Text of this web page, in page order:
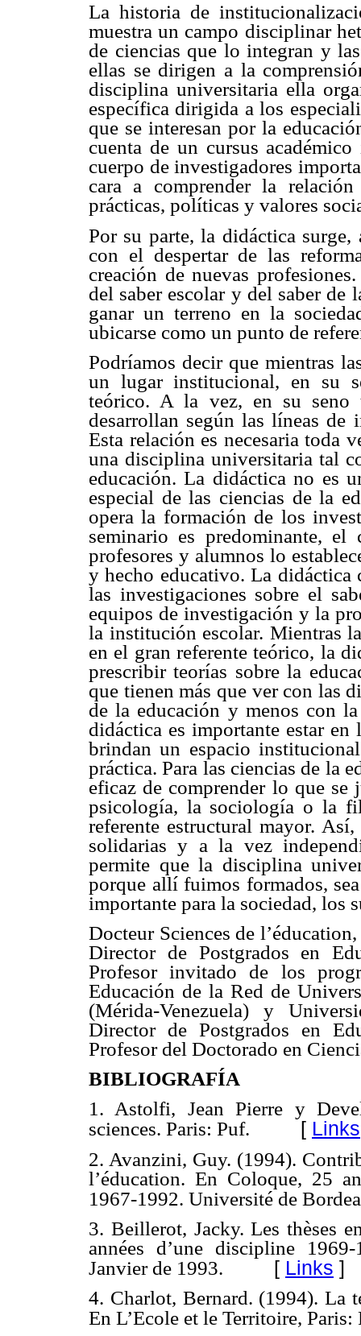
La historia de
muestra un campo disciplinar
de ciencias que lo integran y
ellas se dirigen a la
disciplina universitaria ella
específica dirigida a los
que se interesan por la
cuenta de un cursus
cuerpo de investigadores
cara a comprender la
prácticas, políticas y valores
Por su parte, la didáctica
con el despertar de las
creación de nuevas
del saber escolar y del saber
ganar un terreno en la
ubicarse como un punto de
Podríamos decir que mientras
un lugar institucional, en su
teórico. A la vez, en su seno
desarrollan según las líneas de
Esta relación es necesaria toda
una disciplina universitaria tal
educación. La didáctica no es
especial de las ciencias de la
opera la formación de los
seminario es predominante,
profesores y alumnos lo
y hecho educativo. La didáctica
las investigaciones sobre el
equipos de investigación y la
la institución escolar. Mientras
en el gran referente teórico, la
prescribir teorías sobre la
que tienen más que ver con las
de la educación y menos con
didáctica es importante estar
brindan un espacio
práctica. Para las ciencias de la
eficaz de comprender lo que se
psicología, la sociología o la
referente estructural mayor.
solidarias y a la vez
permite que la disciplina
porque allí fuimos formados,
importante para la sociedad, los
Docteur Sciences de
Director de Postgrados en
Profesor invitado de los
Educación de la Red de
(Mérida-Venezuela) y
Director de Postgrados en
Profesor del Doctorado en
BIBLIOGRAFÍA
1. Astolfi, Jean Pierre y
sciences. Paris: Puf. [ Links
2. Avanzini, Guy. (1994).
l’éducation. En Coloque, 25
1967-1992. Université de
3. Beillerot, Jacky. Les thèses
années d’une discipline
Janvier de 1993. [ Links ]
4. Charlot, Bernard. (1994). La
En L’Ecole et le Territoire, Paris: